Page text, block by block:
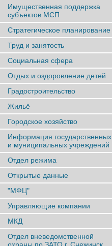
Имущественная поддержка
субъектов МСП
Стратегическое планирование
Труд и занятость
Социальная сфера
Отдых и оздоровление детей
Градостроительство
Жильё
Городское хозяйство
Информация государственных
и муниципальных учреждений
Отдел режима
Открытые данные
"МФЦ"
Управляющие компании
МКД
Отдел вневедомственной